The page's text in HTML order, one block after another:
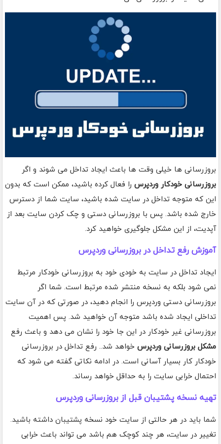
بروزرسانی ها خیلی وقت ها باعث ایجاد تداخل می شوند و اگر
بروزرسانی خودکار وردپرس را فعال کرده باشید، ممکن است که بدون
این که متوجه تداخل در سایت شده باشید، سایت شما از دسترس
خارج شده باشد. پس با بروزرسانی دستی و چک کردن سایت بعد از
آپدیت، از این مشکل جلوگیری خواهید کرد.
آموزش رفع تداخل در بروزرسانی وردپرس
ایجاد تداخل در سایت به خودی خود به بروزرسانی خودکار مرتبط
نمی شود بلکه به نسخه منتشر شده مرتبط است. شما اگر
بروزرسانی دستی وردپرس را انجام دهید، در صورتی که در آن سایت
تداخلی ایجاد شده باشد متوجه آن خواهید شد. پس اهمیت
بروزرسانی غیر خودکار در این جا خود را نشان می دهد و باعث رفع
مشکل بروزرسانی وردپرس خواهد شد.. رفع تداخل در بروزرسانی
خودکار کار بسیار آسانی است. در ادامه نکاتی گفته می شود که
احتمال خرابی سایت را به حداقل خواهد رساند.
تهیه نسخه پشتیبان قبل از بروزرسانی وردپرس
شما باید در هر حالتی از سایت خود نسخه پشتیبان داشته باشید.
تغییر در سایت، هر چند کوچک هم باشد می تواند باعث خرابی